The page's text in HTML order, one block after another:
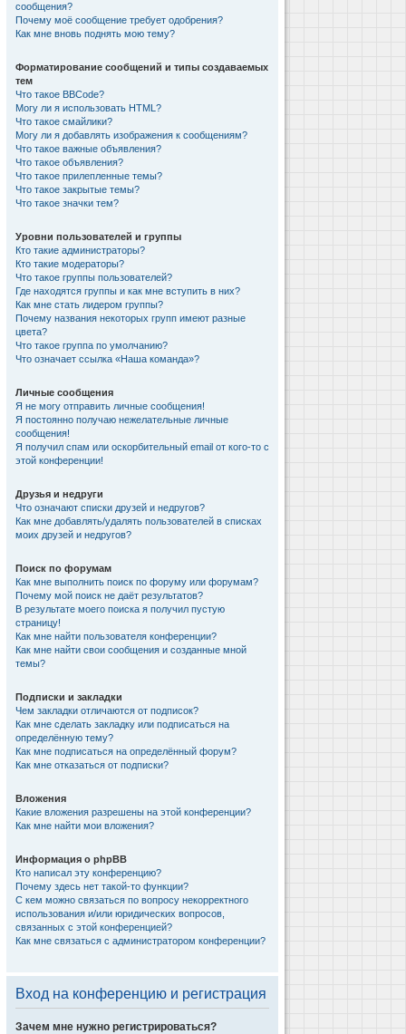
сообщения?
Почему моё сообщение требует одобрения?
Как мне вновь поднять мою тему?
Форматирование сообщений и типы создаваемых
тем
Что такое BBCode?
Могу ли я использовать HTML?
Что такое смайлики?
Могу ли я добавлять изображения к сообщениям?
Что такое важные объявления?
Что такое объявления?
Что такое прилепленные темы?
Что такое закрытые темы?
Что такое значки тем?
Уровни пользователей и группы
Кто такие администраторы?
Кто такие модераторы?
Что такое группы пользователей?
Где находятся группы и как мне вступить в них?
Как мне стать лидером группы?
Почему названия некоторых групп имеют разные
цвета?
Что такое группа по умолчанию?
Что означает ссылка «Наша команда»?
Личные сообщения
Я не могу отправить личные сообщения!
Я постоянно получаю нежелательные личные
сообщения!
Я получил спам или оскорбительный email от кого-то с
этой конференции!
Друзья и недруги
Что означают списки друзей и недругов?
Как мне добавлять/удалять пользователей в списках
моих друзей и недругов?
Поиск по форумам
Как мне выполнить поиск по форуму или форумам?
Почему мой поиск не даёт результатов?
В результате моего поиска я получил пустую
страницу!
Как мне найти пользователя конференции?
Как мне найти свои сообщения и созданные мной
темы?
Подписки и закладки
Чем закладки отличаются от подписок?
Как мне сделать закладку или подписаться на
определённую тему?
Как мне подписаться на определённый форум?
Как мне отказаться от подписки?
Вложения
Какие вложения разрешены на этой конференции?
Как мне найти мои вложения?
Информация о phpBB
Кто написал эту конференцию?
Почему здесь нет такой-то функции?
С кем можно связаться по вопросу некорректного
использования и/или юридических вопросов,
связанных с этой конференцией?
Как мне связаться с администратором конференции?
Вход на конференцию и регистрация
Зачем мне нужно регистрироваться?